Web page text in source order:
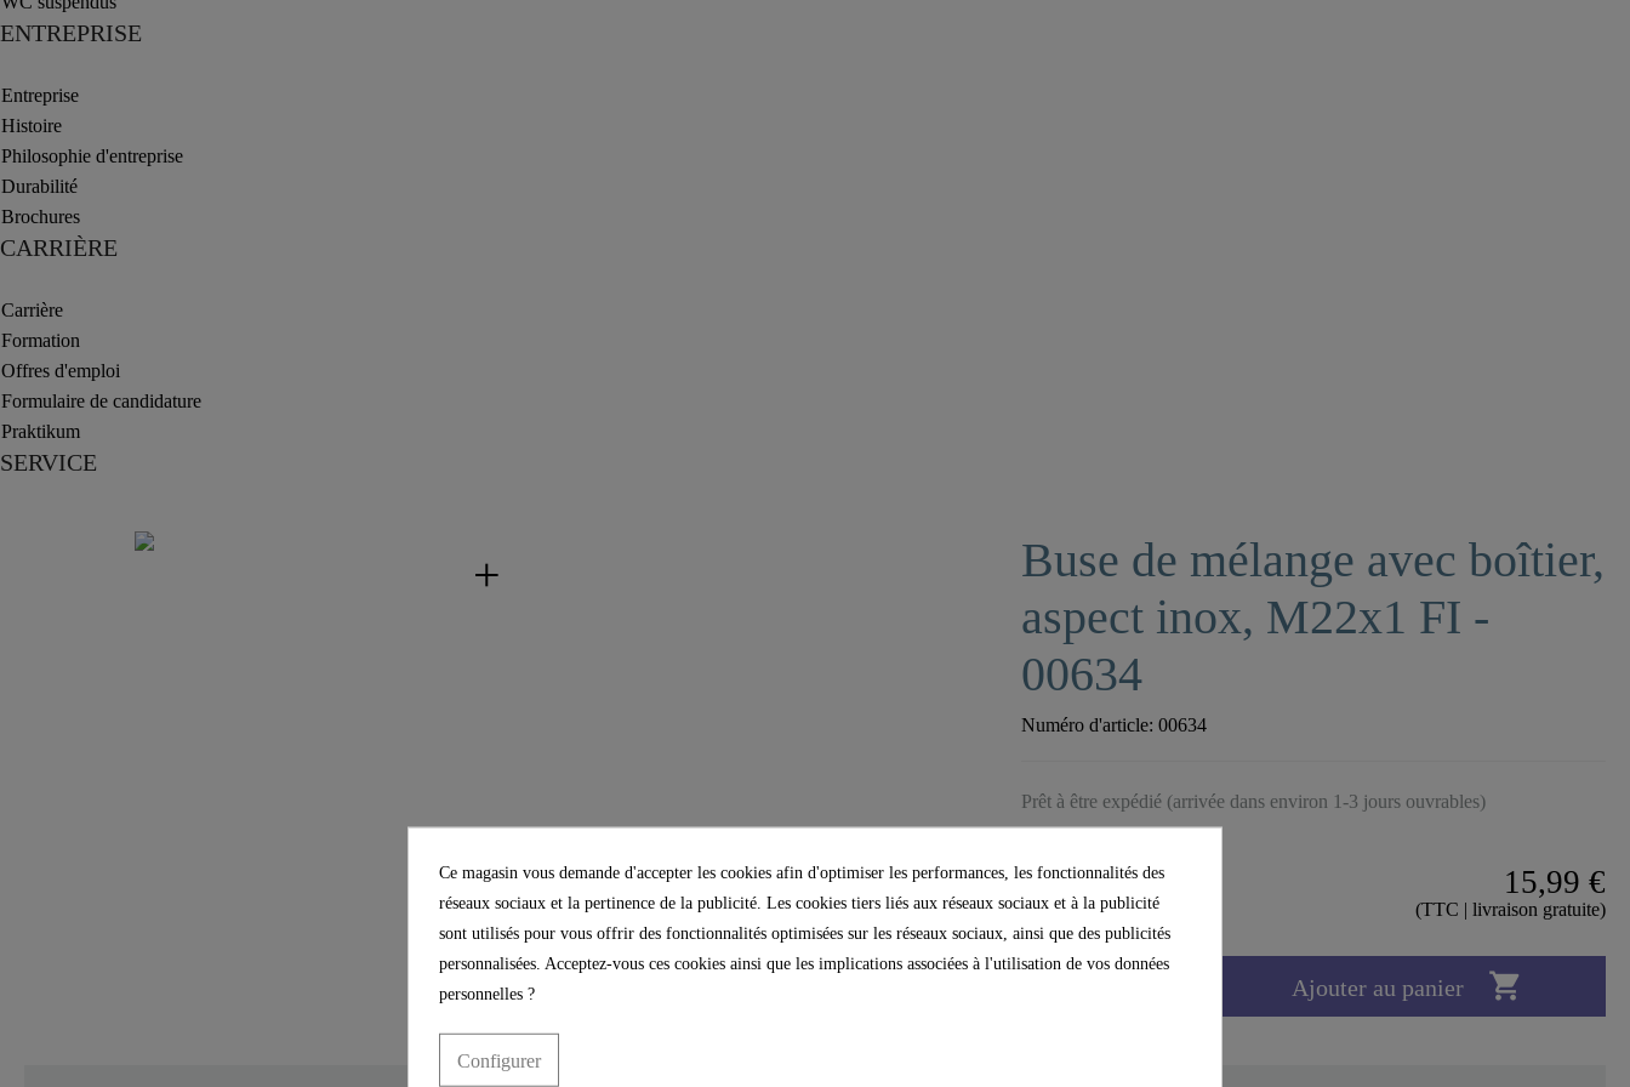
ENTREPRISE
Entreprise
Histoire
Philosophie d'entreprise
Durabilité
Brochures
CARRIÈRE
Carrière
Formation
Offres d'emploi
Formulaire de candidature
Praktikum
SERVICE
Buse de mélange avec boîtier,
aspect inox, M22x1 FI -
00634
Numéro d'article:00634
Prêt à être expédié (arrivée dans environ 1-3 jours ouvrables)
15,99 €
(TTC | livraison gratuite)
Ajouter au panier 
Ce magasin vous demande d'accepter les cookies afin d'optimiser les performances, les fonctionnalités des
réseaux sociaux et la pertinence de la publicité. Les cookies tiers liés aux réseaux sociaux et à la publicité
sont utilisés pour vous offrir des fonctionnalités optimisées sur les réseaux sociaux, ainsi que des publicités
personnalisées. Acceptez-vous ces cookies ainsi que les implications associées à l'utilisation de vos données
personnelles ?
Configurer